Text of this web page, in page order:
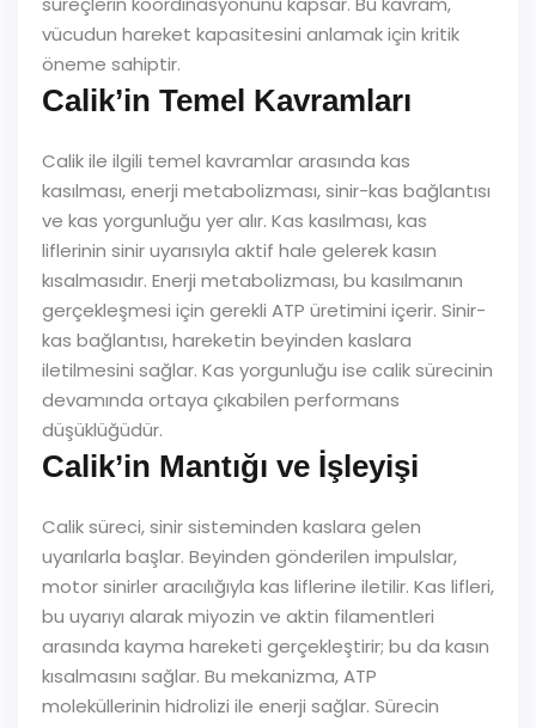
vücudun hareket kapasitesini anlamak için kritik
öneme sahiptir.
Calik’in Temel Kavramları
Calik ile ilgili temel kavramlar arasında kas
kasılması, enerji metabolizması, sinir-kas bağlantısı
ve kas yorgunluğu yer alır. Kas kasılması, kas
liflerinin sinir uyarısıyla aktif hale gelerek kasın
kısalmasıdır. Enerji metabolizması, bu kasılmanın
gerçekleşmesi için gerekli ATP üretimini içerir. Sinir-
kas bağlantısı, hareketin beyinden kaslara
iletilmesini sağlar. Kas yorgunluğu ise calik sürecinin
devamında ortaya çıkabilen performans
düşüklüğüdür.
Calik’in Mantığı ve İşleyişi
Calik süreci, sinir sisteminden kaslara gelen
uyarılarla başlar. Beyinden gönderilen impulslar,
motor sinirler aracılığıyla kas liflerine iletilir. Kas lifleri,
bu uyarıyı alarak miyozin ve aktin filamentleri
arasında kayma hareketi gerçekleştirir; bu da kasın
kısalmasını sağlar. Bu mekanizma, ATP
moleküllerinin hidrolizi ile enerji sağlar. Sürecin